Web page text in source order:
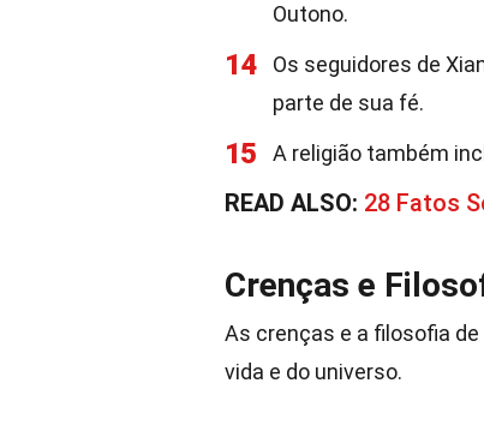
Outono.
14
Os seguidores de
parte de sua fé.
15 A religião também
READ ALSO: 28 Fatos
Crenças e
As crenças e a filosofia
vida e do universo.